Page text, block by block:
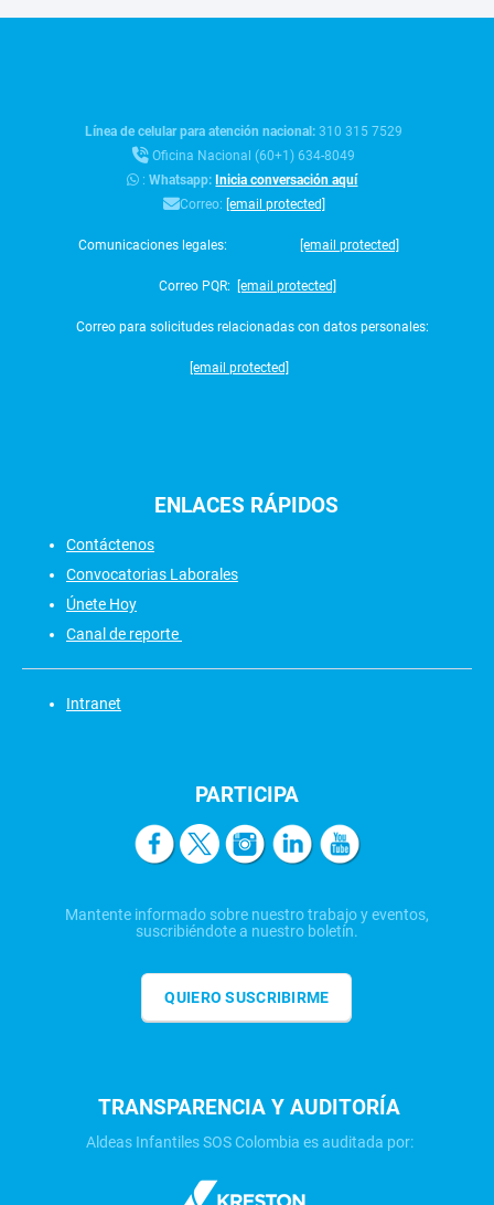
Línea de celular para atención nacional:310 315 7529
Oficina Nacional (60+1) 634-8049
:Whatsapp: Inicia conversación aquí
Correo: [email protected]
Comunicaciones legales: [email protected]
Correo PQR: [email protected]
Correo para solicitudes relacionadas con datos personales:
[email protected]
ENLACES RÁPIDOS
Contáctenos
Convocatorias Laborales
Únete Hoy
Canal de reporte
Intranet
PARTICIPA
Mantente informado sobre nuestro trabajo y eventos,
suscribiéndote a nuestro boletín.
QUIERO SUSCRIBIRME
TRANSPARENCIA Y AUDITORÍA
Aldeas Infantiles SOS Colombia es auditada por: